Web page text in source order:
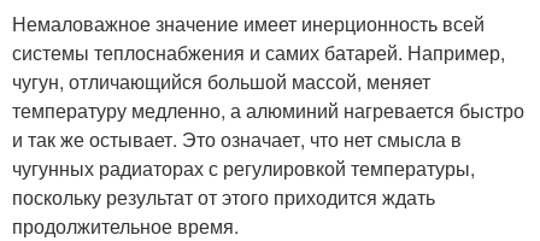
Немаловажное значение имеет инерционность всей
системы теплоснабжения и самих батарей. Например,
чугун, отличающийся большой массой, меняет
температуру медленно, а алюминий нагревается быстро
и так же остывает. Это означает, что нет смысла в
чугунных радиаторах с регулировкой температуры,
поскольку результат от этого приходится ждать
продолжительное время.